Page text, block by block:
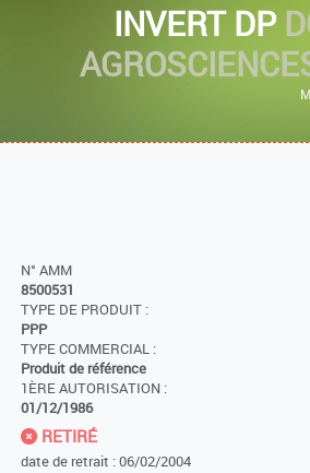
INVERT DP
N° AMM
8500531
TYPE DE PRODUIT :
PPP
TYPE COMMERCIAL :
Produit de référence
1ÈRE AUTORISATION :
01/12/1986
RETIRÉ
date de retrait : 06/02/2004